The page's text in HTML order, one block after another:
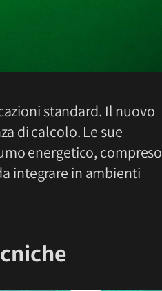
standard. Il nuovo
di calcolo. Le sue
energetico, compreso
integrare in ambienti